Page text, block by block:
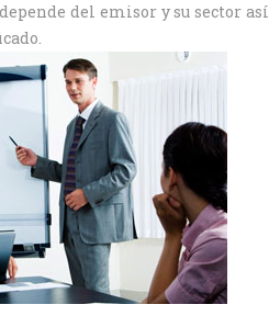
del emisor y su sector así